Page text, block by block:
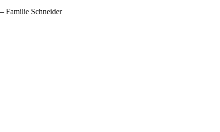
– Familie Schneider